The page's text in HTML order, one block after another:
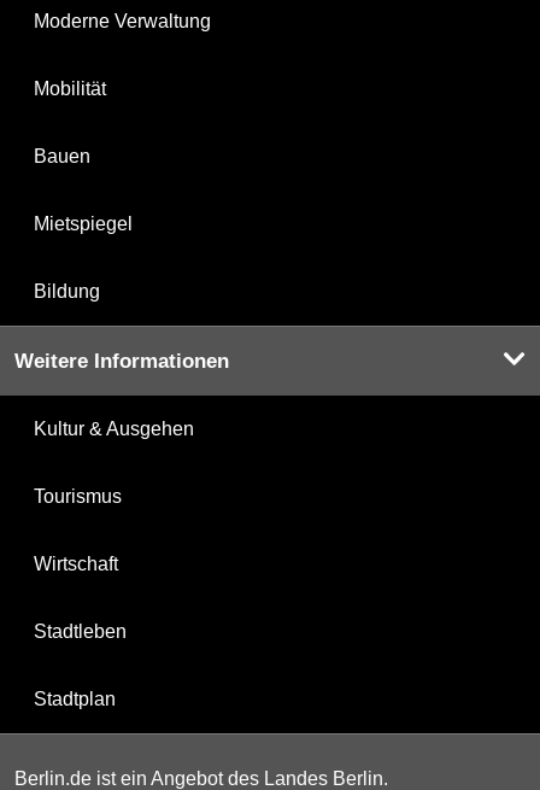
Moderne Verwaltung
Mobilität
Bauen
Mietspiegel
Bildung
Weitere Informationen
Kultur & Ausgehen
Tourismus
Wirtschaft
Stadtleben
Stadtplan
Berlin.de ist ein Angebot des Landes Berlin.